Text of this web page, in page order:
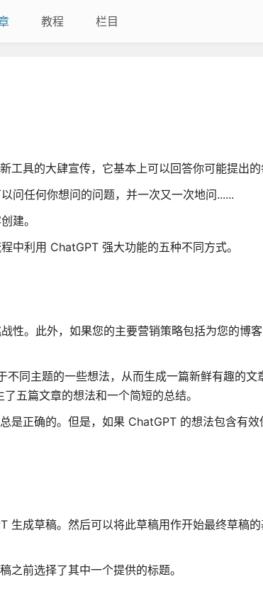
教程 栏目
具的大肆宣传，它基本上可以回答你可能提出的
问任何你想问的问题，并一次又一次地问......
建。
中利用 ChatGPT 强大功能的五种不同方式。
性。此外，如果您的主要营销策略包括为您的博
同主题的一些想法，从而生成一篇新鲜有趣的文
五篇文章的想法和一个简短的总结。
是正确的。但是，如果 ChatGPT 的想法包含有
成草稿。然后可以将此草稿用作开始最终草稿的
前选择了其中一个提供的标题。